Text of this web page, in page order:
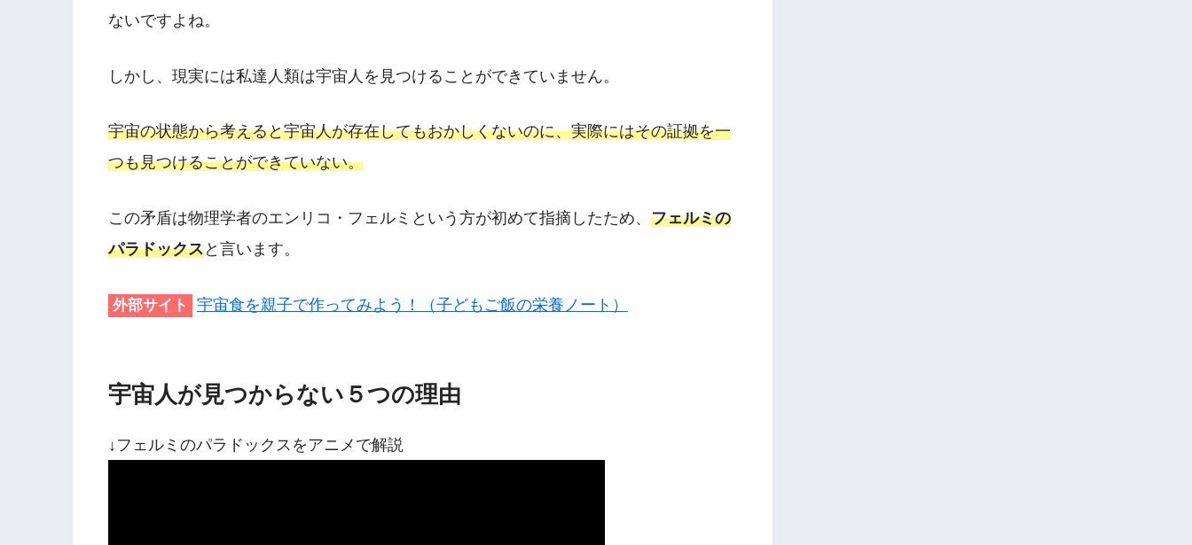
ないですよね。
しかし、現実には私達人類は宇宙人を見つけることができていません。
宇宙の状態から考えると宇宙人が存在してもおかしくないのに、実際にはその証拠を一
つも見つけることができていない。
この矛盾は物理学者のエンリコ・フェルミという方が初めて指摘したため、 フェルミの
パラドックスと言います。
外部サイト 宇宙食を親子で作ってみよう！（子どもご飯の栄養ノート）
宇宙人が見つからない５つの理由
↓フェルミのパラドックスをアニメで解説